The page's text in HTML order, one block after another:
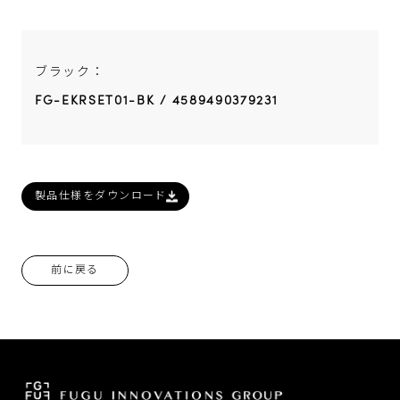
ブラック：
FG-EKRSET01-BK / 4589490379231
製品仕様をダウンロード
前に戻る